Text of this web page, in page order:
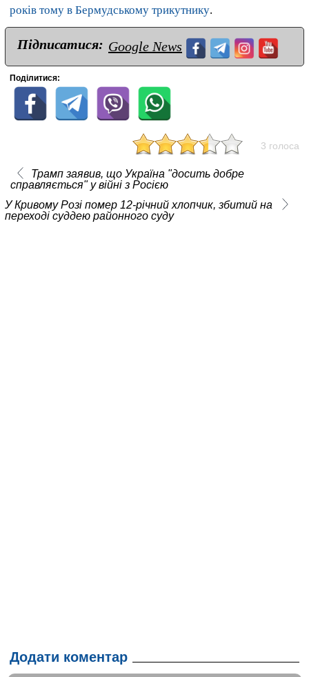
років тому в Бермудському трикутнику.
Підписатися: Google News
Поділитися:
3 голоса
Трамп заявив, що Україна "досить добре
справляється" у війні з Росією
У Кривому Розі помер 12-річний хлопчик, збитий на
переході суддею районного суду
Додати коментар